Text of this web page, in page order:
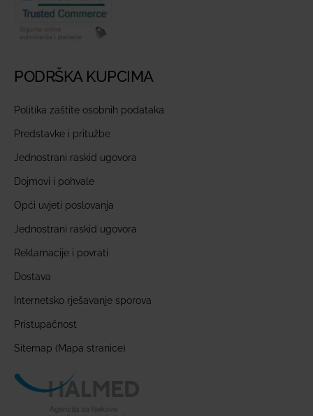
PODRŠKA KUPCIMA
Politika zaštite osobnih podataka
Predstavke i pritužbe
Jednostrani raskid ugovora
Dojmovi i pohvale
Opći uvjeti poslovanja
Jednostrani raskid ugovora
Reklamacije i povrati
Dostava
Internetsko rješavanje sporova
Pristupačnost
Sitemap (Mapa stranice)